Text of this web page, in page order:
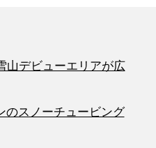
山デビューエリアが広
のスノーチュービング